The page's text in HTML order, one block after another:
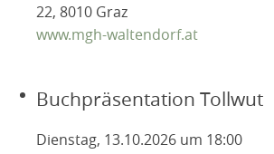
Robert Musil Gedenkraum
TERMINARCHIV
22, 8010 Graz
www.mgh-waltendorf.at
Buchpräsentation Tollwut
Dienstag, 13.10.2026 um 18:00